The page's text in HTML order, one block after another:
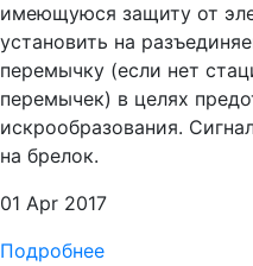
имеющуюся защиту от
установить на
перемычку (если нет
перемычек) в целях
искрообразования.
на брелок.
01 Apr 2017
Подробнее